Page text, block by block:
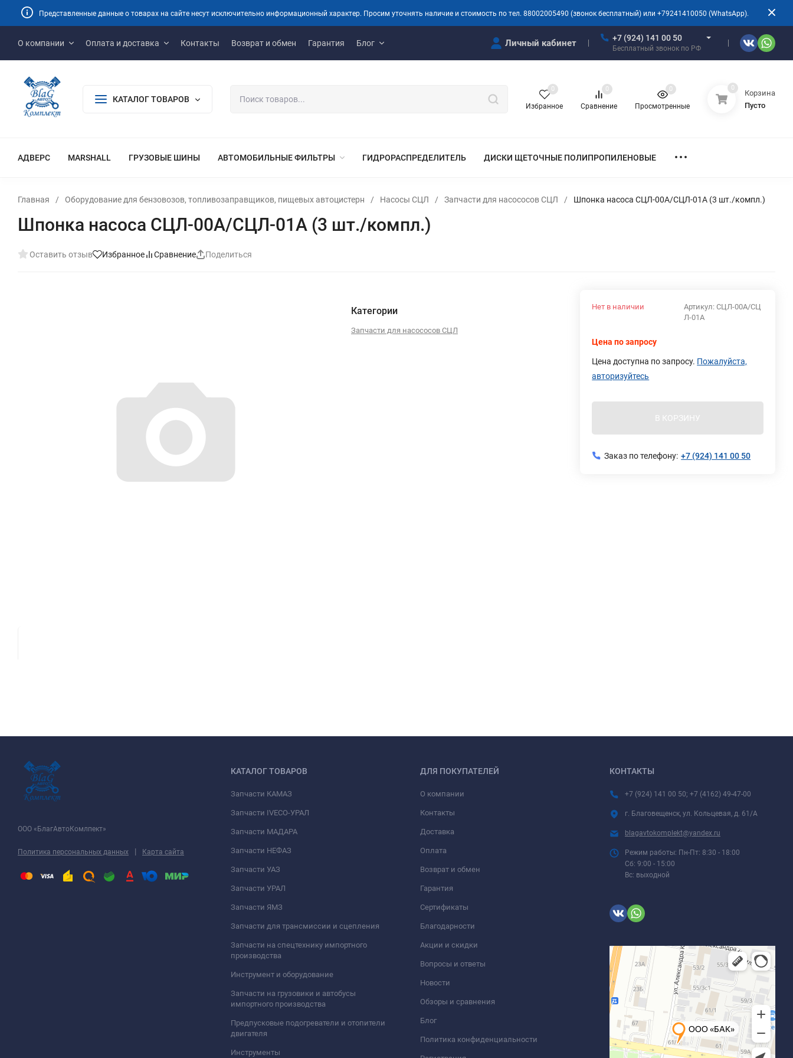
Представленные данные о товарах на сайте несут исключительно информационный характер. Просим уточнять наличие и стоимость по тел. 88002005490 (звонок бесплатный) или +79241410050 (WhatsApp).
О компании Оплата и доставка Контакты Возврат и обмен Гарантия Блог Личный кабинет +7 (924) 141 00 50
Бесплатный звонок по РФ
КАТАЛОГ ТОВАРОВ
Избранное
0
Сравнение
0
Просмотренные
0 0
Корзина
Пусто
АДВЕРС MARSHALL ГРУЗОВЫЕ ШИНЫ АВТОМОБИЛЬНЫЕ ФИЛЬТРЫ ГИДРОРАСПРЕДЕЛИТЕЛЬ ДИСКИ ЩЕТОЧНЫЕ ПОЛИПРОПИЛЕНОВЫЕ
Главная / Оборудование для бензовозов, топливозаправщиков, пищевых автоцистерн / Насосы СЦЛ / Запчасти для насососов СЦЛ / Шпонка насоса СЦЛ-00А/СЦЛ-01А (3 шт./компл.)
Шпонка насоса СЦЛ-00А/СЦЛ-01А (3 шт./компл.)
Оставить отзыв Избранное Сравнение Поделиться
Категории
Запчасти для насососов СЦЛ
Артикул: СЦЛ-00А/СЦ
Л-01А
Нет в наличии
Цена по запросу
Цена доступна по запросу. Пожалуйста,
авторизуйтесь
В КОРЗИНУ
Заказ по телефону: +7 (924) 141 00 50
ООО «БлагАвтоКомлпект»
Политика персональных данных | Карта сайта
КАТАЛОГ ТОВАРОВ
Запчасти КАМАЗ
Запчасти IVECO-УРАЛ
Запчасти МАДАРА
Запчасти НЕФАЗ
Запчасти УАЗ
Запчасти УРАЛ
Запчасти ЯМЗ
Запчасти для трансмиссии и сцепления
Запчасти на спецтехнику импортного
производства
Инструмент и оборудование
Запчасти на грузовики и автобусы
импортного производства
Предпусковые подогреватели и отопители
двигателя
Инструменты
ДЛЯ ПОКУПАТЕЛЕЙ
О компании
Контакты
Доставка
Оплата
Возврат и обмен
Гарантия
Сертификаты
Благодарности
Акции и скидки
Вопросы и ответы
Новости
Обзоры и сравнения
Блог
Политика конфиденциальности
КОНТАКТЫ
+7 (924) 141 00 50; +7 (4162) 49-47-00
г. Благовещенск, ул. Кольцевая, д. 61/А
blagavtokomplekt@yandex.ru
Режим работы: Пн-Пт: 8:30 - 18:00
Сб: 9:00 - 15:00
Вс: выходной